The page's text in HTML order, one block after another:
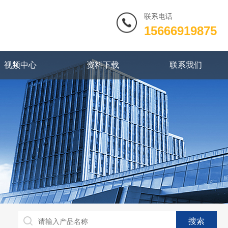
联系电话
15666919875
视频中心 资料下载 联系我们